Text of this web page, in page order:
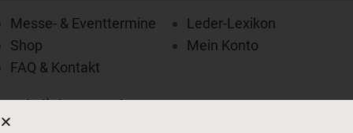
Messe- & Eventtermine
Shop
FAQ & Kontakt
Leder-Lexikon
Mein Konto
Rechtliche Angaben